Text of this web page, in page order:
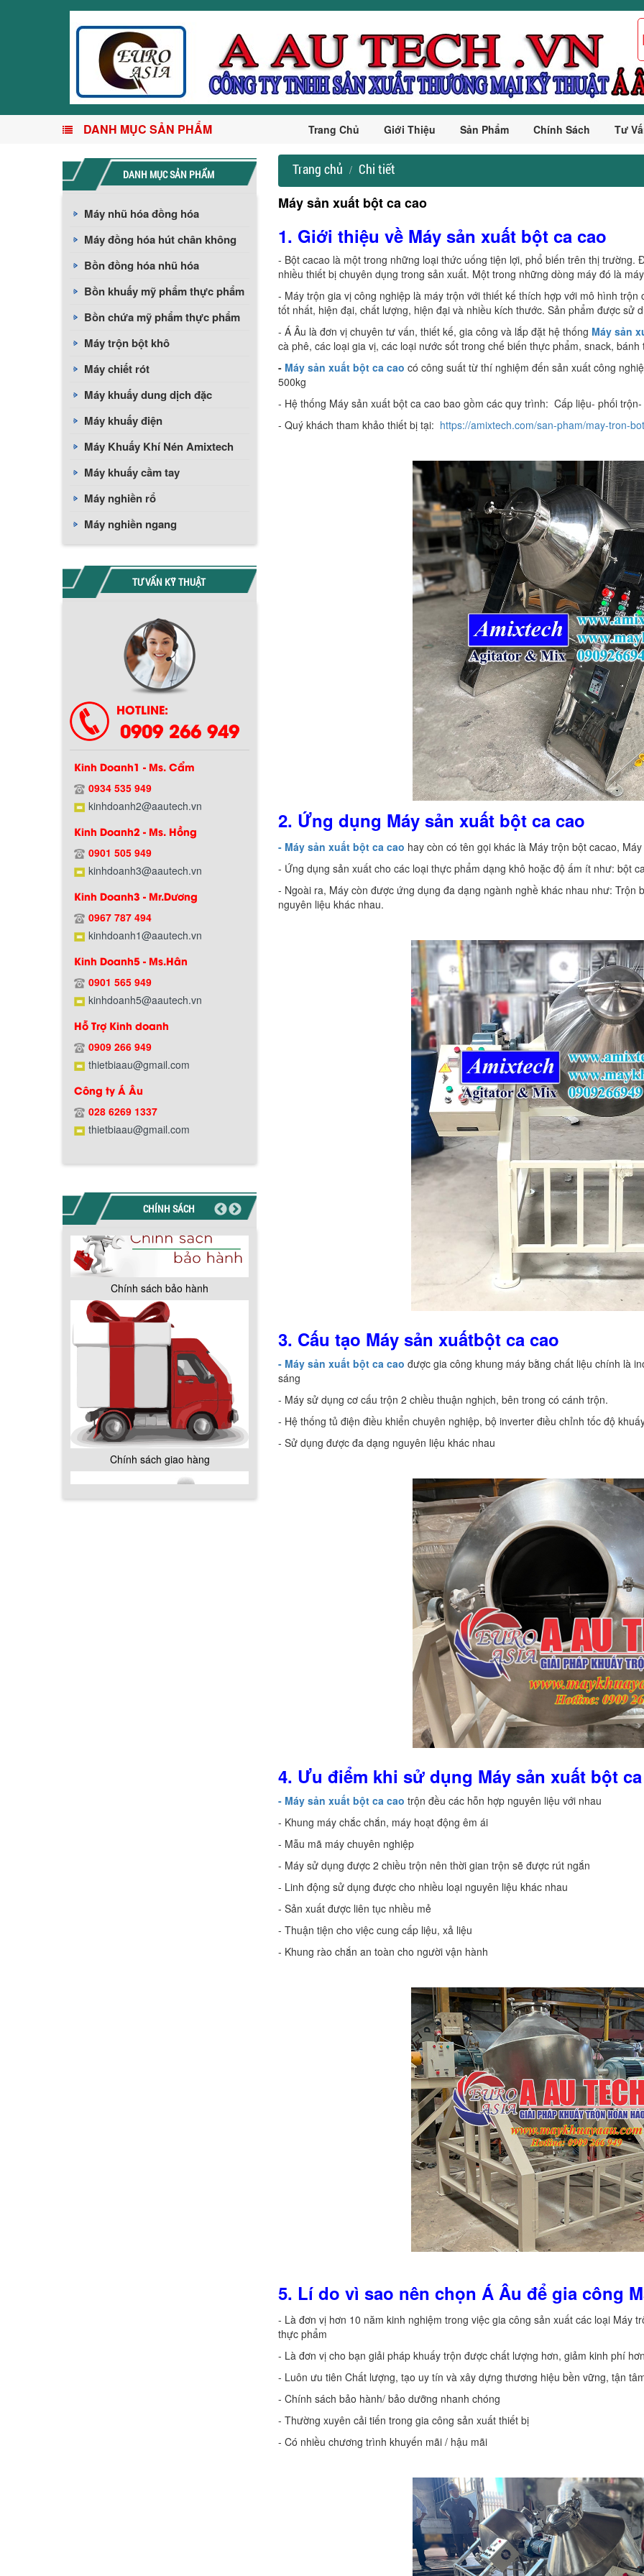
DANH MỤC SẢN PHẨM Trang Chủ Giới Thiệu Sản Phẩm Chính Sách Tư
DANH MỤC SẢN PHẨM
Máy nhũ hóa đồng hóa
Máy đồng hóa hút chân không
Bồn đồng hóa nhũ hóa
Bồn khuấy mỹ phẩm thực phẩm
Bồn chứa mỹ phẩm thực phẩm
Máy trộn bột khô
Máy chiết rót
Máy khuấy dung dịch đặc
Máy khuấy điện
Máy Khuấy Khí Nén Amixtech
Máy khuấy cầm tay
Máy nghiền rổ
Máy nghiền ngang
TƯ VẤN KỸ THUẬT
HOTLINE:
0909 266 949
Kinh Doanh1 - Ms. Cẩm
0934 535 949
kinhdoanh2@aautech.vn
Kinh Doanh2 - Ms. Hồng
0901 505 949
kinhdoanh3@aautech.vn
Kinh Doanh3 - Mr.Dương
0967 787 494
kinhdoanh1@aautech.vn
Kinh Doanh5 - Ms.Hân
0901 565 949
kinhdoanh5@aautech.vn
Hỗ Trợ Kinh doanh
0909 266 949
thietbiaau@gmail.com
Công ty Á Âu
028 6269 1337
thietbiaau@gmail.com
CHÍNH SÁCH
Chính sách bảo hành
Chính sách giao hàng
Hướng dẫn thanh toán mua hàng
Chính sách đổi trả hàng
Chính sách bảo hành
Chính sách giao hàng
Trang chủ Chi tiết
Máy sản xuất bột ca cao
1. Giới thiệu về Máy sản xuất bột ca cao
- Bột cacao là một trong những loại thức uống tiện lợi, phổ biến trên thị
nhiều thiết bị chuyên dụng trong sản xuất. Một trong những dòng máy đó là
- Máy trộn gia vị công nghiệp là máy trộn với thiết kế thích hợp với mô hình
tốt nhất, hiện đại, chất lượng, hiện đại và nhiều kích thước. Sản phẩm được sử
- Á Âu là đơn vị chuyên tư vấn, thiết kế, gia công và lắp đặt hệ thống Máy sản
cà phê, các loại gia vị, các loại nước sốt trong chế biến thực phẩm, snack, bánh
- Máy sản xuất bột ca cao có công suất từ thí nghiệm đến sản xuất công
500kg
- Hệ thống Máy sản xuất bột ca cao bao gồm các quy trình: Cấp liệu- phối
- Quý khách tham khảo thiết bị tại: https://amixtech.com/san-pham/may-tron-
2. Ứng dụng Máy sản xuất bột ca cao
- Máy sản xuất bột ca cao hay còn có tên gọi khác là Máy trộn bột cacao,
- Ứng dụng sản xuất cho các loại thực phẩm dạng khô hoặc độ ấm ít như: bột
- Ngoài ra, Máy còn được ứng dụng đa dạng ngành nghề khác nhau như:
nguyên liệu khác nhau.
3. Cấu tạo Máy sản xuấtbột ca cao
- Máy sản xuất bột ca cao được gia công khung máy bằng chất liệu chính là
sáng
- Máy sử dụng cơ cấu trộn 2 chiều thuận nghịch, bên trong có cánh trộn.
- Hệ thống tủ điện điều khiển chuyên nghiệp, bộ inverter điều chỉnh tốc độ
- Sử dụng được đa dạng nguyên liệu khác nhau
4. Ưu điểm khi sử dụng Máy sản xuất bột
- Máy sản xuất bột ca cao trộn đều các hỗn hợp nguyên liệu với nhau
- Khung máy chắc chắn, máy hoạt động êm ái
- Mẫu mã máy chuyên nghiệp
- Máy sử dụng được 2 chiều trộn nên thời gian trộn sẽ được rút ngắn
- Linh động sử dụng được cho nhiều loại nguyên liệu khác nhau
- Sản xuất được liên tục nhiều mẻ
- Thuận tiện cho việc cung cấp liệu, xả liệu
- Khung rào chắn an toàn cho người vận hành
5. Lí do vì sao nên chọn Á Âu để gia công
- Là đơn vị hơn 10 năm kinh nghiệm trong việc gia công sản xuất các loại Máy
thực phẩm
- Là đơn vị cho bạn giải pháp khuấy trộn được chất lượng hơn, giảm kinh phí
- Luôn ưu tiên Chất lượng, tạo uy tín và xây dựng thương hiệu bền vững, tận
- Chính sách bảo hành/ bảo dưỡng nhanh chóng
- Thường xuyên cải tiến trong gia công sản xuất thiết bị
- Có nhiều chương trình khuyến mãi / hậu mãi